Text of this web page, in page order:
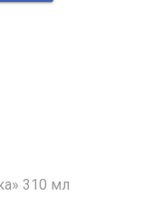
310 мл